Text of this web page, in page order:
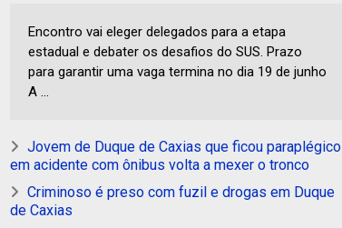
Encontro vai eleger delegados para a etapa
estadual e debater os desafios do SUS. Prazo
para garantir uma vaga termina no dia 19 de junho
A ...
Jovem de Duque de Caxias que ficou paraplégico
em acidente com ônibus volta a mexer o tronco
Criminoso é preso com fuzil e drogas em Duque
de Caxias